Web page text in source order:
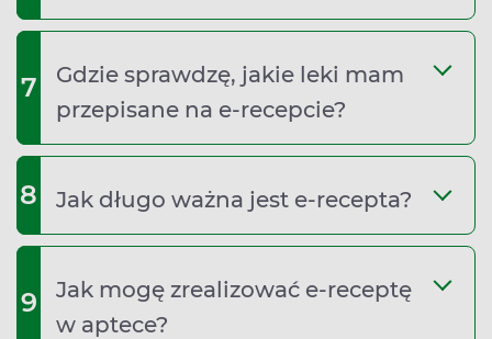
7
Gdzie sprawdzę, jakie leki mam
przepisane na e‑recepcie?
8 Jak długo ważna jest e‑recepta?
9
Jak mogę zrealizować e‑receptę
w aptece?